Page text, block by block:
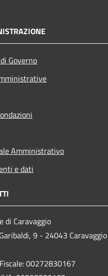
Governo
Amministrativo
e dati
di Caravaggio
9 - 24043 Caravaggio
00272830167